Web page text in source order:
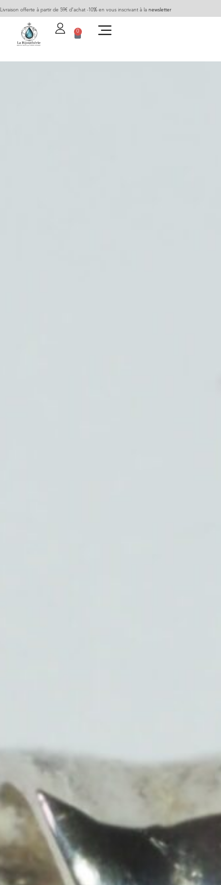
Livraison offerte à partir de 59€ d’achat -10% en vous inscrivant à la newsletter
0